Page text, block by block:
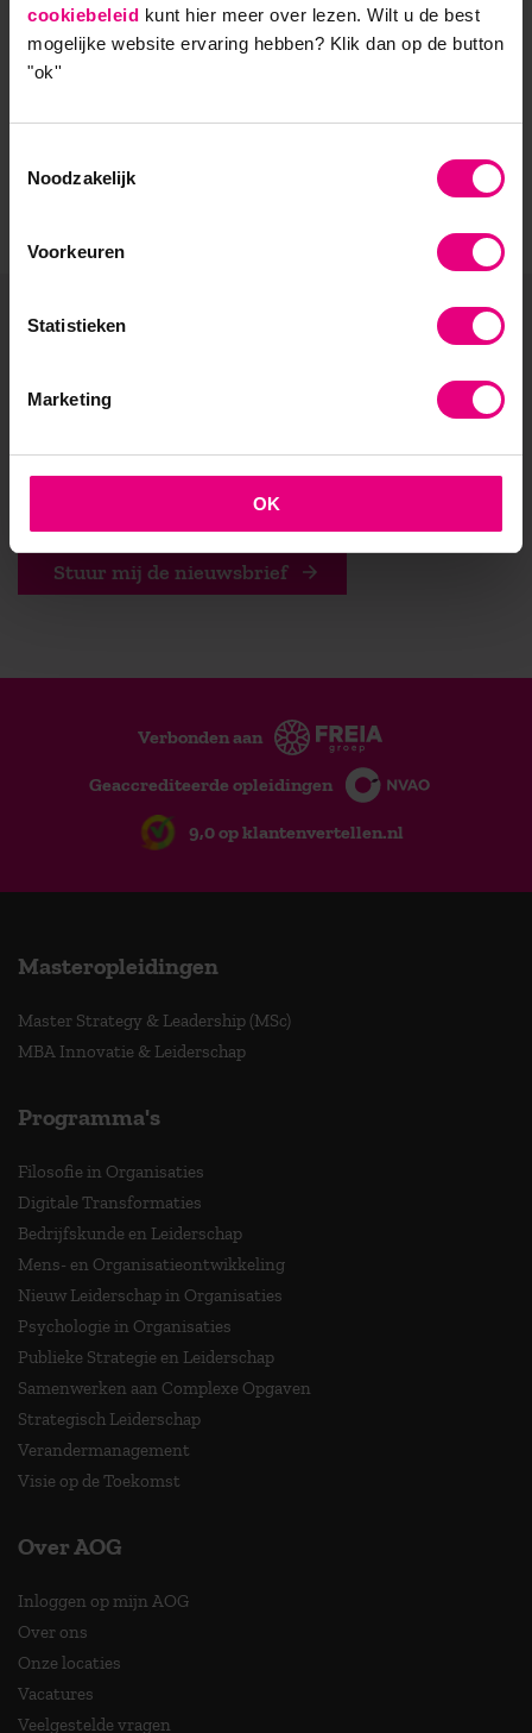
cookiebeleid kunt hier meer over lezen. Wilt u de best
mogelijke website ervaring hebben? Klik dan op de button
"ok''
Noodzakelijk
Voorkeuren
Statistieken
Marketing
OK
- Samen leren en reflecteren
Blijf geïnspireerd en altijd op de hoogte! Ontvang
onze academische opleidingen.
Stuur mij de nieuwsbrief
Verbonden aan
Geaccrediteerde opleidingen
9,0 op klantenvertellen.nl
Masteropleidingen
Master Strategy & Leadership (MSc)
MBA Innovatie & Leiderschap
Programma's
Filosofie in Organisaties
Digitale Transformaties
Bedrijfskunde en Leiderschap
Mens- en Organisatieontwikkeling
Nieuw Leiderschap in Organisaties
Psychologie in Organisaties
Publieke Strategie en Leiderschap
Samenwerken aan Complexe Opgaven
Strategisch Leiderschap
Verandermanagement
Visie op de Toekomst
Over AOG
Inloggen op mijn AOG
Over ons
Onze locaties
Vacatures
Veelgestelde vragen